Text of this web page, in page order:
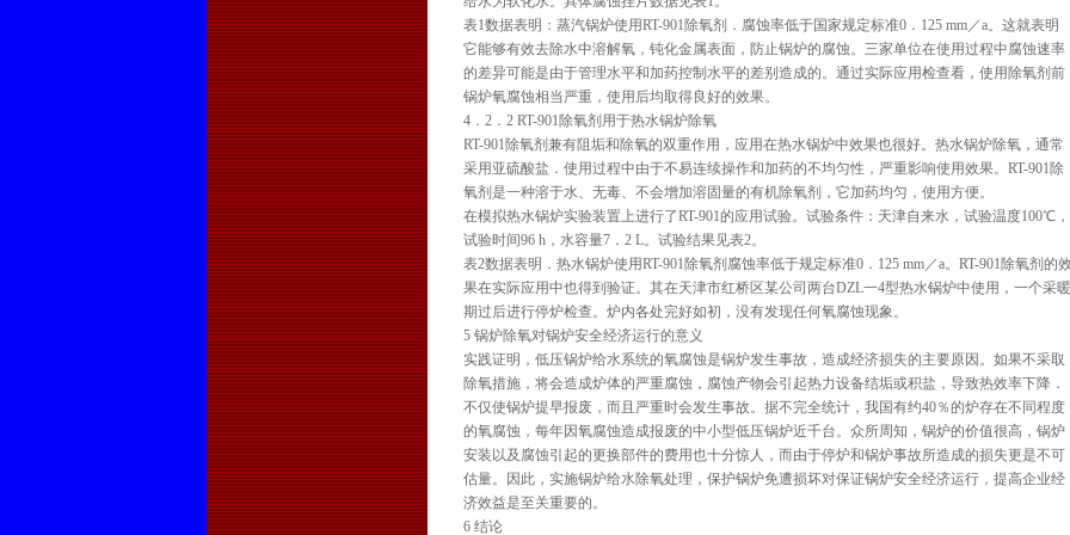
表1数据表明：蒸汽锅炉使用RT-901除氧剂．腐蚀率低于国家规定标准0．125 mm／a。这就表明
它能够有效去除水中溶解氧，钝化金属表面，防止锅炉的腐蚀。三家单位在使用过程中腐蚀速率
的差异可能是由于管理水平和加药控制水平的差别造成的。通过实际应用检查看，使用除氧剂前
锅炉氧腐蚀相当严重，使用后均取得良好的效果。
4．2．2 RT-901除氧剂用于热水锅炉除氧
RT-901除氧剂兼有阻垢和除氧的双重作用，应用在热水锅炉中效果也很好。热水锅炉除氧，通常
采用亚硫酸盐．使用过程中由于不易连续操作和加药的不均匀性，严重影响使用效果。RT-901除
氧剂是一种溶于水、无毒、不会增加溶固量的有机除氧剂，它加药均匀，使用方便。
在模拟热水锅炉实验装置上进行了RT-901的应用试验。试验条件：天津自来水，试验温度100℃，
试验时间96 h，水容量7．2 L。试验结果见表2。
表2数据表明．热水锅炉使用RT-901除氧剂腐蚀率低于规定标准0．125 mm／a。RT-901除氧剂的
果在实际应用中也得到验证。其在天津市红桥区某公司两台DZL一4型热水锅炉中使用，一个采暖
期过后进行停炉检查。炉内各处完好如初，没有发现任何氧腐蚀现象。
5 锅炉除氧对锅炉安全经济运行的意义
实践证明，低压锅炉给水系统的氧腐蚀是锅炉发生事故，造成经济损失的主要原因。如果不采取
除氧措施，将会造成炉体的严重腐蚀，腐蚀产物会引起热力设备结垢或积盐，导致热效率下降．
不仅使锅炉提早报废，而且严重时会发生事故。据不完全统计，我国有约40％的炉存在不同程度
的氧腐蚀，每年因氧腐蚀造成报废的中小型低压锅炉近千台。众所周知，锅炉的价值很高，锅炉
安装以及腐蚀引起的更换部件的费用也十分惊人，而由于停炉和锅炉事故所造成的损失更是不可
估量。因此，实施锅炉给水除氧处理，保护锅炉免遭损坏对保证锅炉安全经济运行，提高企业经
济效益是至关重要的。
6 结论